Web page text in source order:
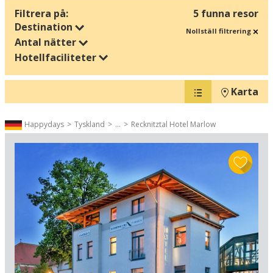
Filtrera på:
5 funna resor
Destination
Antal nätter
Hotellfaciliteter
Nollställ filtrering
Karta
Happydays Tyskland ... Recknitztal Hotel Marlow